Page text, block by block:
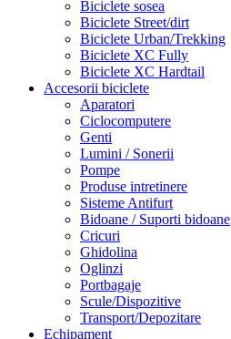
Biciclete sosea
Biciclete Street/dirt
Biciclete Urban/Trekking
Biciclete XC Fully
Biciclete XC Hardtail
Accesorii biciclete
Aparatori
Ciclocomputere
Genti
Lumini / Sonerii
Pompe
Produse intretinere
Sisteme Antifurt
Bidoane / Suporti bidoane
Cricuri
Ghidolina
Oglinzi
Portbagaje
Scule/Dispozitive
Transport/Depozitare
Echipament